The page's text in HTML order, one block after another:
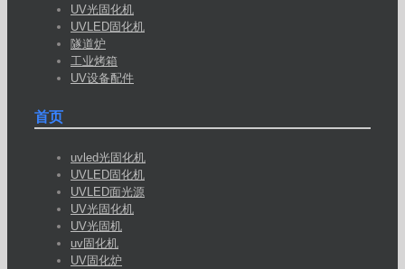
UV光固化机
UVLED固化机
隧道炉
工业烤箱
UV设备配件
首页
uvled光固化机
UVLED固化机
UVLED面光源
UV光固化机
UV光固机
uv固化机
UV固化炉